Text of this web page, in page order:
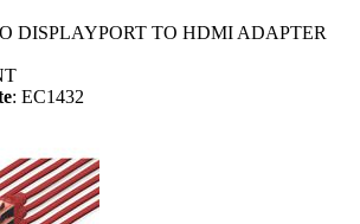
DISPLAYPORT TO HDMI ADAPTER
: EC1432